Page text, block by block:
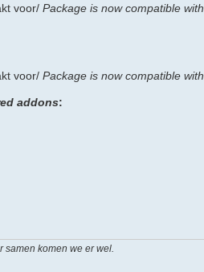
voor/ Package is now compatible with
voor/ Package is now compatible with
addons:
komen we er wel.